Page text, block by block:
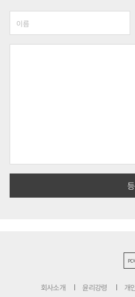
PC
회사소개 윤리강령 개